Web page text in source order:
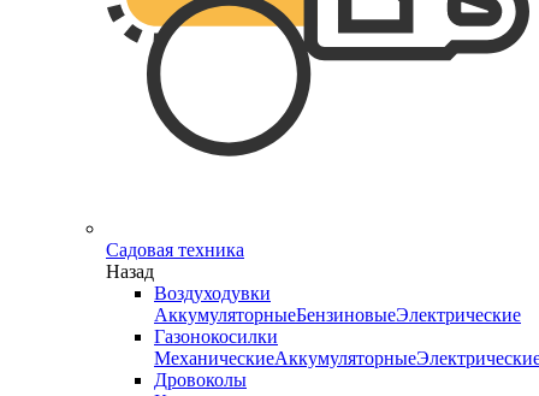
Садовая техника
Назад
Воздуходувки
АккумуляторныеБензиновыеЭлектрические
Газонокосилки
МеханическиеАккумуляторные
Дровоколы